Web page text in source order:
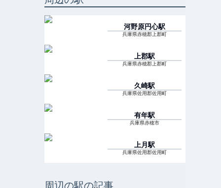
河野原円心駅
兵庫県赤穂郡上郡町
上郡駅
兵庫県赤穂郡上郡町
久崎駅
兵庫県佐用郡佐用町
有年駅
兵庫県赤穂市
上月駅
兵庫県佐用郡佐用町